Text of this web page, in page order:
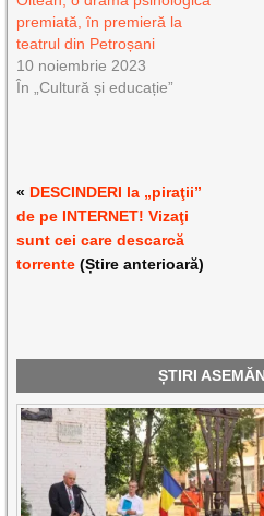
premiată, în premieră la
teatrul din Petroșani
10 noiembrie 2023
În „Cultură și educație”
« DESCINDERI la „piraţii”
de pe INTERNET! Vizaţi
sunt cei care descarcă
torrente (Știre anterioară)
ȘTIRI